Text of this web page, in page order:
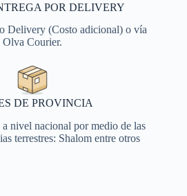
POR DELIVERY
Delivery (Costo adicional) o vía
Olva Courier.
DE PROVINCIA
nivel nacional por medio de las
terrestres: Shalom entre otros